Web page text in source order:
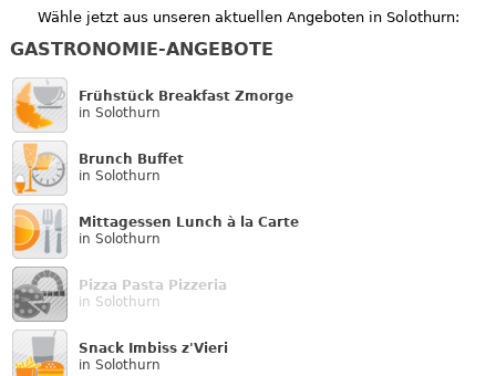
Wähle jetzt aus unseren aktuellen Angeboten in Solothurn:
GASTRONOMIE-ANGEBOTE
Frühstück Breakfast Zmorge
in Solothurn
Brunch Buffet
in Solothurn
Mittagessen Lunch à la Carte
in Solothurn
Pizza Pasta Pizzeria
in Solothurn
Snack Imbiss z'Vieri
in Solothurn